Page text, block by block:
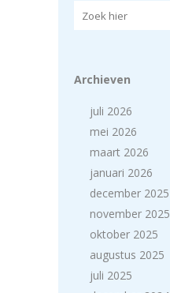
Archieven
juli 2026
mei 2026
maart 2026
januari 2026
december 2025
november 2025
oktober 2025
augustus 2025
juli 2025